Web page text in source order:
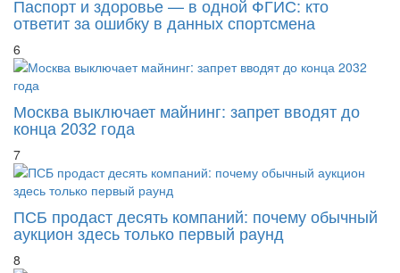
6
Москва выключает майнинг: запрет вводят до
конца 2032 года
7
ПСБ продаст десять компаний: почему обычный
аукцион здесь только первый раунд
8